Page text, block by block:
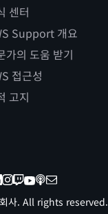
센터
Support 개요
가의 도움 받기
접근성
고지
사. All rights reserved.